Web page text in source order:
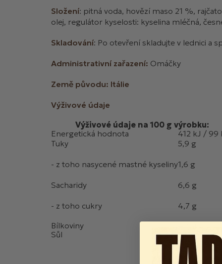
Složení: pitná voda, hovězí maso 21 %,
olej, regulátor kyselosti: kyselina mléčná,
Skladování: Po otevření skladujte v lednici a
Administrativní zařazení: Omáčky
Země původu: Itálie
Výživové údaje
Výživové údaje na 100 g výrobku:
Energetická hodnota
412 kJ / 99
Tuky
- z toho nasycené mastné kyseliny
5,9 g
1,6 g
Sacharidy
- z toho cukry
6,6 g
4,7 g
Bílkoviny
Sůl
1,4 g